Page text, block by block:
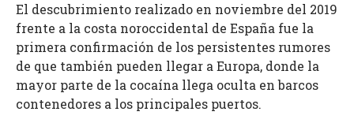
El descubrimiento realizado en noviembre del 2019
frente a la costa noroccidental de España fue la
primera confirmación de los persistentes rumores
de que también pueden llegar a Europa, donde la
mayor parte de la cocaína llega oculta en barcos
contenedores a los principales puertos.